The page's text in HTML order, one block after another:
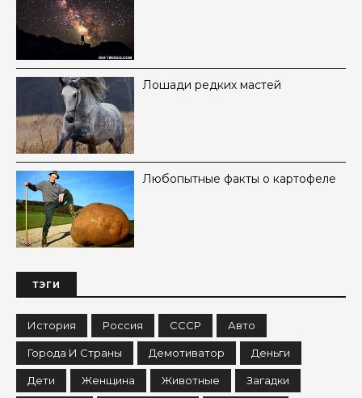
Лошади редких мастей
Любопытные факты о картофеле
ТЭГИ
История Россия СССР Авто
Города И Страны Демотиватор Деньги
Дети Женщина Животные Загадки